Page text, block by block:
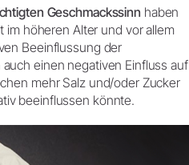
Geschmackssinn haben
im höheren Alter und vor allem
Beeinflussung der
einen negativen Einfluss auf
mehr Salz und/oder Zucker
beeinflussen könnte.